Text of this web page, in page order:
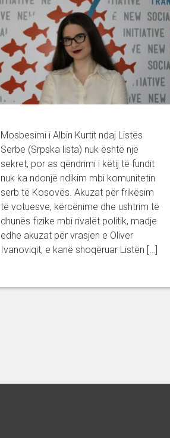
Mosbesimi i Albin Kurtit ndaj Listës
Serbe (Srpska lista) nuk është një
sekret, por as qëndrimi i këtij të fundit
nuk ka ndonjë ndikim mbi komunitetin
serb të Kosovës. Akuzat për frikësim
të votuesve, kërcënime dhe ushtrim të
dhunës fizike mbi rivalët politik, madje
edhe akuzat për vrasjen e Oliver
Ivanoviqit, e kanë shoqëruar Listën […]